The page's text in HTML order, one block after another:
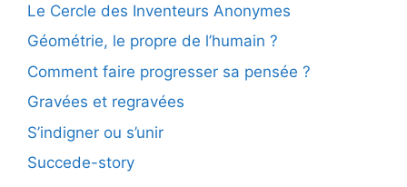
Le Cercle des Inventeurs Anonymes
Géométrie, le propre de l’humain ?
Comment faire progresser sa pensée ?
Gravées et regravées
S’indigner ou s’unir
Succede-story